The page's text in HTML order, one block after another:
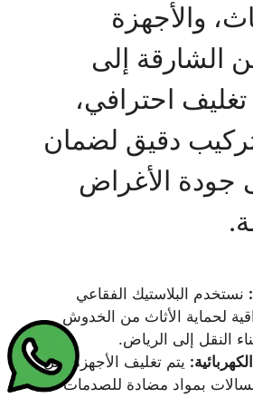
والأجهزة
الشارقة إلى
احترافي،
دقيق لضمان
جودة الأغراض
نستخدم البلاستيك الفقاعي
لحماية الأثاث من الخدوش
النقل إلى الرياض.
يتم تغليف الأجهزة مثل
بمواد مضادة للصدمات